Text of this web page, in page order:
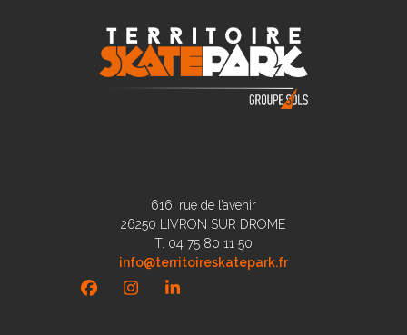
616, rue de l’avenir
26250 LIVRON SUR DROME
T. 04 75 80 11 50
info@territoireskatepark.fr
FacebookInstagramLinkedIn